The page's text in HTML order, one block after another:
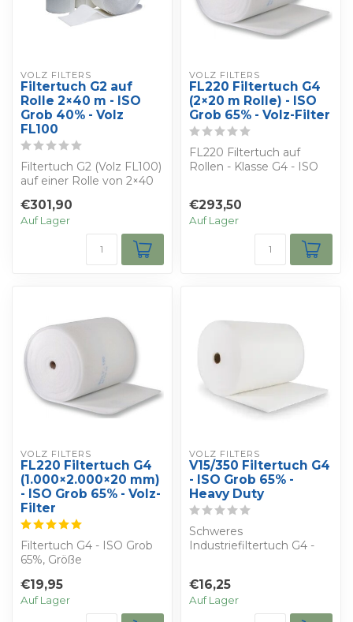
VOLZ FILTERS
Filtertuch G2 auf
Rolle 2×40 m - ISO
Grob 40% - Volz
FL100
Filtertuch G2 (Volz FL100)
auf einer Rolle von 2×40
40%. Für...
€301,90
Auf Lager
VOLZ FILTERS
FL220 Filtertuch G4
(2×20 m Rolle) - ISO
Grob 65% - Volz-Filter
FL220 Filtertuch auf
Rollen - Klasse G4 - ISO
€293,50
Auf Lager
VOLZ FILTERS
FL220 Filtertuch G4
(1.000×2.000×20 mm)
- ISO Grob 65% - Volz-
Filter
Filtertuch G4 - ISO Grob
65%, Größe
die allgemeine Belüft...
€19,95
Auf Lager
VOLZ FILTERS
V15/350 Filtertuch G4
- ISO Grob 65% -
Heavy Duty
Schweres
Industriefiltertuch G4 -
€16,25
Auf Lager